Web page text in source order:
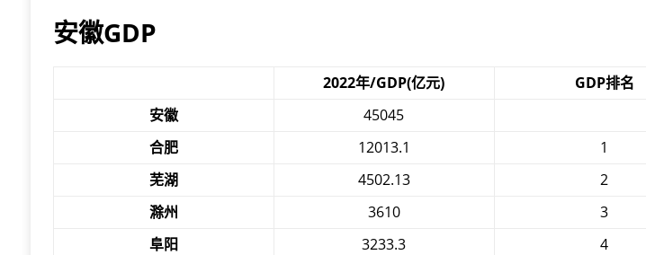
安徽GDP
2022年/GDP(亿元) GDP排名
安徽
45045
合肥
12013.1 1
芜湖
4502.13 2
滁州
3610 3
阜阳
3233.3 4